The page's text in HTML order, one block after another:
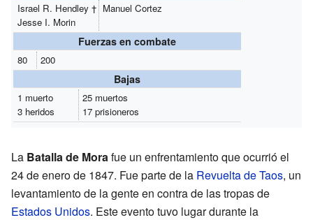
Israel R. Hendley †
Jesse I. Morin
Manuel Cortez
Fuerzas en combate
80 200
Bajas
1 muerto
3 heridos
25 muertos
17 prisioneros
La Batalla de Morafue un enfrentamiento que ocurrió el
24 de enero de 1847. Fue parte de la Revuelta de Taos, un
levantamiento de la gente en contra de las tropas de
Estados Unidos. Este evento tuvo lugar durante la